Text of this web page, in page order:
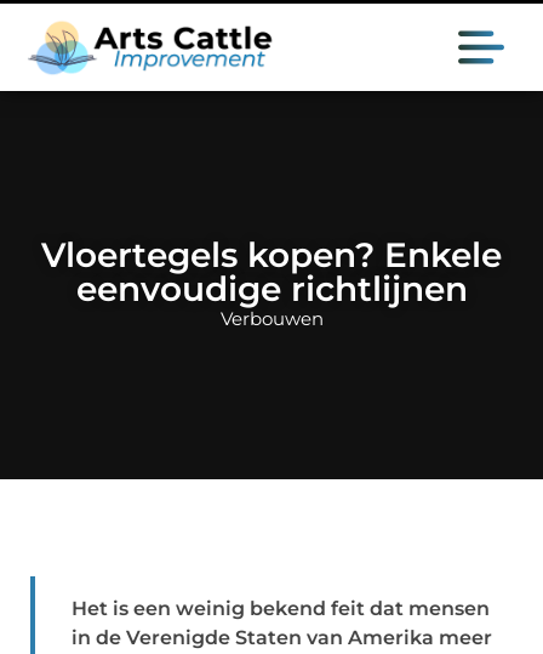
Vloertegels kopen? Enkele
eenvoudige richtlijnen
Verbouwen
Het is een weinig bekend feit dat mensen
in de Verenigde Staten van Amerika meer